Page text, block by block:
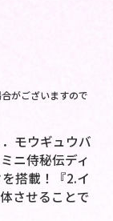
がございますので
モウギュウバ
ニ侍秘伝ディ
搭載！『2.イ
させることで